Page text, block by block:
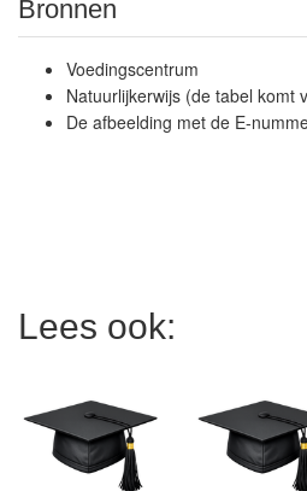
Bronnen
Voedingscentrum
Natuurlijkerwijs (de tabel komt
De afbeelding met de E-
Lees ook: